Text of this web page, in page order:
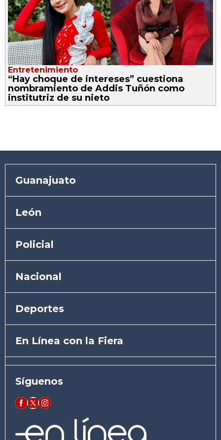
Entretenimiento
“Hay choque de intereses” cuestiona
nombramiento de Addis Tuñón como
institutriz de su nieto
Guanajuato
León
Policial
Nacional
Deportes
En Línea con la Fiera
Síguenos